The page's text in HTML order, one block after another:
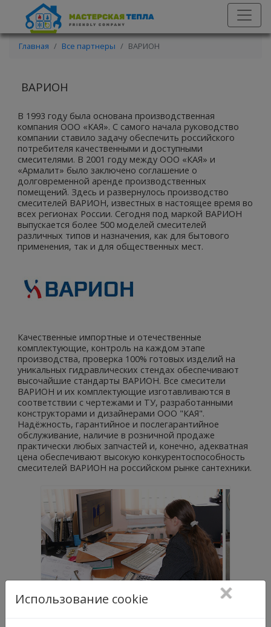
Главная Все партнеры ВАРИОН
ВАРИОН
В 1993 году была основана производственная
компания ООО «КАЯ». С самого начала руководство
компании ставило задачу обеспечить российского
потребителя качественными и доступными
смесителями. В 2001 году между ООО «КАЯ» и
«Армалит» было заключено соглашение о
долговременной аренде производственных
помещений. Здесь и развернулось производство
смесителей ВАРИОН, известных в настоящее время во
всех регионах России. Сегодня под маркой ВАРИОН
выпускается более 500 моделей смесителей
различных типов и назначения, как для бытового
применения, так и для общественных мест.
Качественные импортные и отечественные
комплектующие, контроль на каждом этапе
производства, проверка 100% готовых изделий на
уникальных гидравлических стендах обеспечивают
высочайшие стандарты ВАРИОН. Все смесители
ВАРИОН и их комплектующие изготавливаются в
соответствии с чертежами и ТУ, разработанными
конструкторами и дизайнерами ООО "КАЯ".
Надёжность, гарантийное и послегарантийное
обслуживание, наличие в розничной продаже
практически любых запчастей и, конечно, адекватная
цена обеспечивают высокую конкурентоспособность
смесителей ВАРИОН на российском рынке сантехники.
Использование cookie